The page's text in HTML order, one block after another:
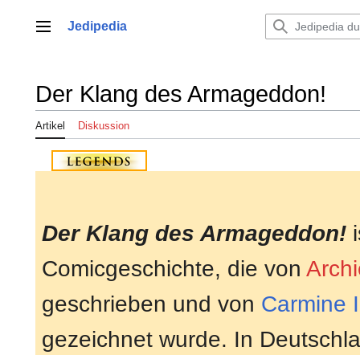
springenHauptmenü
Jedipedia
Der Klang des Armageddon!
Artikel Diskussion
Der Klang des Armageddon!
Comicgeschichte, die von
geschrieben und von Carmine
gezeichnet wurde. In